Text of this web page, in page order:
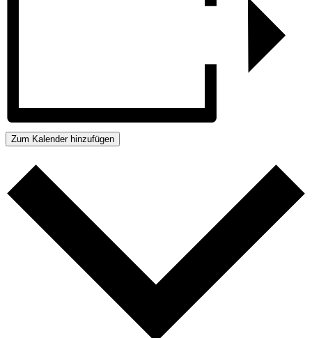
Zum Kalender hinzufügen